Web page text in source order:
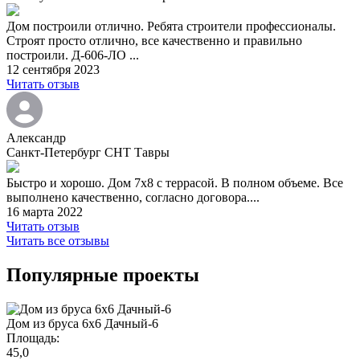
Дом построили отлично. Ребята строители профессионалы.
Строят просто отлично, все качественно и правильно
построили. Д-606-ЛО ...
12 сентября 2023
Читать отзыв
Александр
Санкт-Петербург СНТ Тавры
Быстро и хорошо. Дом 7х8 c террасой. В полном объеме. Все
выполнено качественно, согласно договора....
16 марта 2022
Читать отзыв
Читать все отзывы
Популярные проекты
Дом из бруса 6х6 Дачный-6
Площадь:
45,0